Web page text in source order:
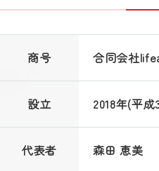
商号 合同会社
設立 2018年(平成
代表者 森田 恵美